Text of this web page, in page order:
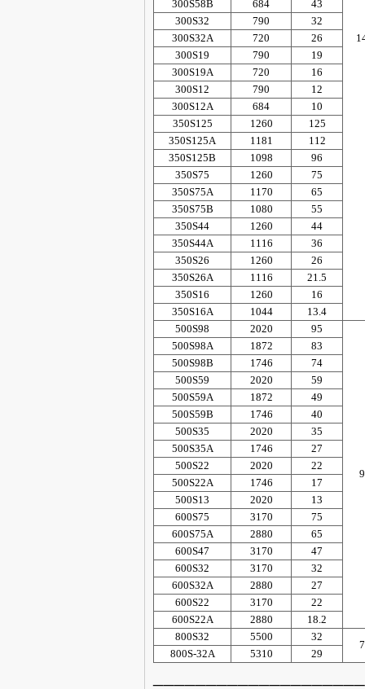
300S58B
684
43
300S32
790
32
300S32A
720
26
300S19
790
19
300S19A
720
16
300S12
790
12
300S12A
684
10
350S125
1260
125
350S125A
1181
112
350S125B
1098
96
350S75
1260
75
350S75A
1170
65
350S75B
1080
55
350S44
1260
44
350S44A
1116
36
350S26
1260
26
350S26A
1116
21.5
350S16
1260
16
350S16A
1044
13.4
500S98
2020 95
500S98A 1872
83
500S98B
1746
74
500S59
2020
59
500S59A
1872
49
500S59B
1746
40
500S35
2020
35
500S35A
1746
27
500S22
2020
22
500S22A
1746
17
500S13
2020
13
600S75
3170
75
600S75A
2880
65
600S47
3170
47
600S32
3170
32
600S32A
2880
27
600S22
3170
22
600S22A
2880
18.2
800S32
5500 32
800S-32A 5310 29